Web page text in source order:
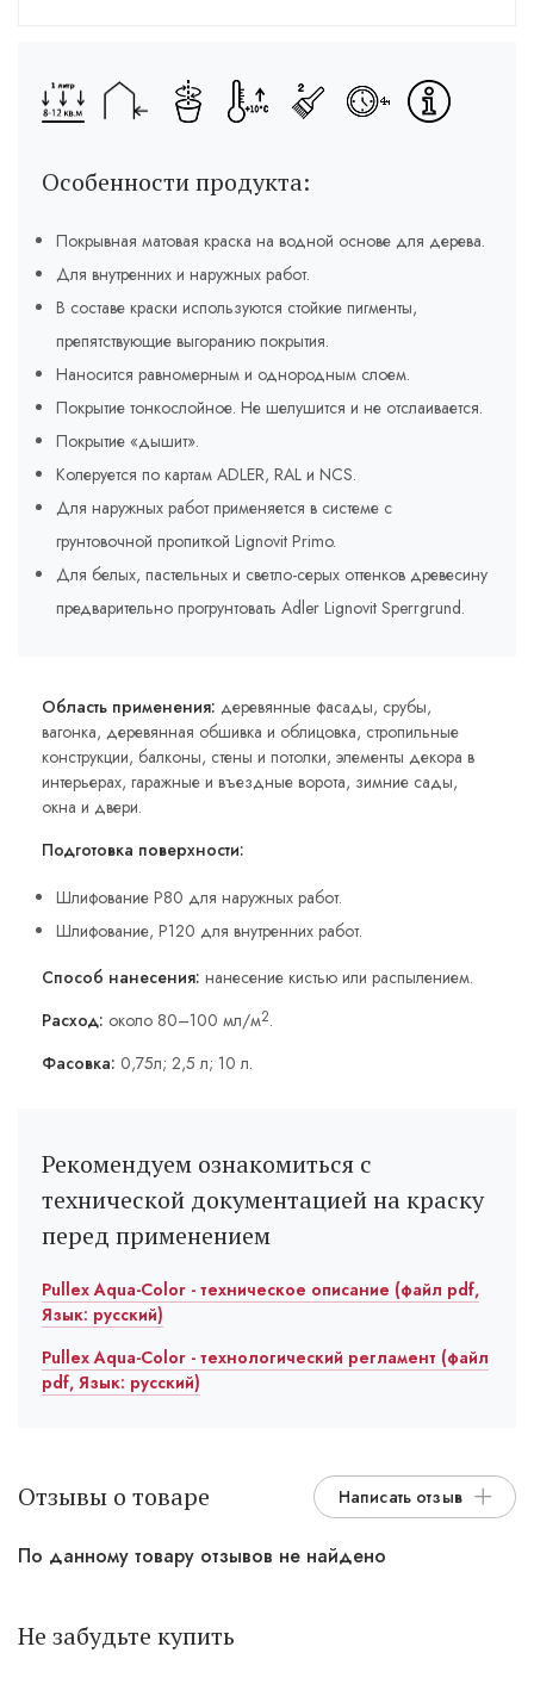
Особенности продукта:
Покрывная матовая краска на водной основе для дерева.
Для внутренних и наружных работ.
В составе краски используются стойкие пигменты,
препятствующие выгоранию покрытия.
Наносится равномерным и однородным слоем.
Покрытие тонкослойное. Не шелушится и не отслаивается.
Покрытие «дышит».
Колеруется по картам ADLER, RAL и NCS.
Для наружных работ применяется в системе с
грунтовочной пропиткой Lignovit Primo.
Для белых, пастельных и светло-серых оттенков древесину
предварительно прогрунтовать Adler Lignovit Sperrgrund.
Область применения: деревянные фасады, срубы,
вагонка, деревянная обшивка и облицовка, стропильные
конструкции, балконы, стены и потолки, элементы декора в
интерьерах, гаражные и въездные ворота, зимние сады,
окна и двери.
Подготовка поверхности:
Шлифование Р80 для наружных работ.
Шлифование, Р120 для внутренних работ.
Способ нанесения: нанесение кистью или распылением.
Расход: около 80–100 мл/м2.
Фасовка: 0,75л; 2,5 л; 10 л.
Рекомендуем ознакомиться с
технической документацией на краску
перед применением
Pullex Aqua-Color - техническое описание (файл pdf,
Язык: русский)
Pullex Aqua-Color - технологический регламент (файл
pdf, Язык: русский)
Отзывы о товаре Написать отзыв
По данному товару отзывов не найдено
Не забудьте купить